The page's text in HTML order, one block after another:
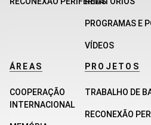
PROGRAMAS E
VÍDEOS
ÁREAS
COOPERAÇÃO
INTERNACIONAL
PROJETOS
TRABALHO DE
RECONEXÃO